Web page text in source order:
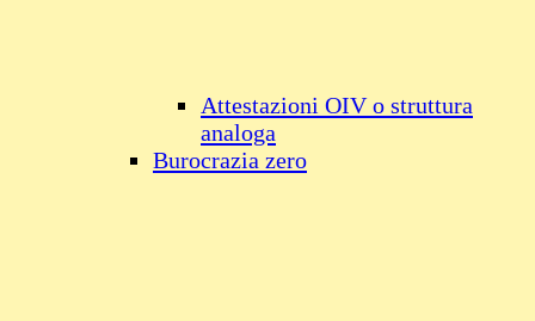
Attestazioni OIV o struttura
analoga
Burocrazia zero